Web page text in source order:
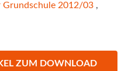
Grundschule 2012/03 ,
ZUM DOWNLOAD